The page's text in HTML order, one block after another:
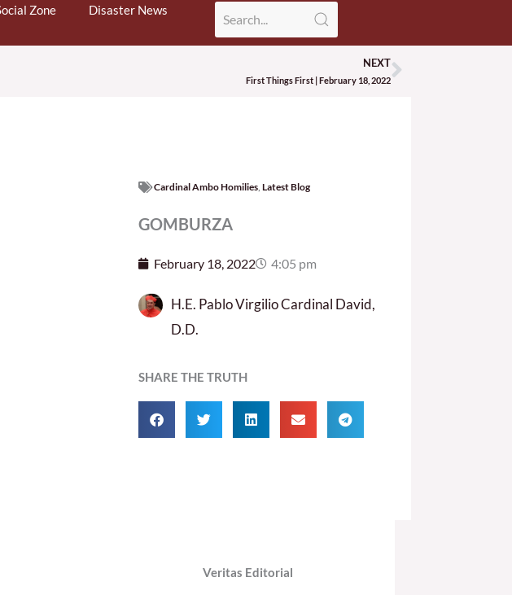
Zone Disaster News
NEXT
First Things First | February 18, 2022Next
Cardinal Ambo Homilies, Latest Blog
GOMBURZA
February 18, 2022 4:05 pm
H.E. Pablo Virgilio Cardinal David,
D.D.
SHARE THE TRUTH
Veritas Editorial